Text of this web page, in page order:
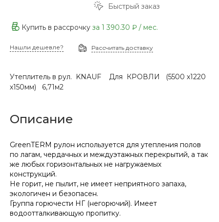
Быстрый заказ
Купить в рассрочку за 1 390.30 ₽ / мес.
Нашли дешевле? Рассчитать доставку
Утеплитель в рул. KNAUF Для КРОВЛИ (5500 х1220
х150мм) 6,71м2
Описание
GreenTERM рулон используется для утепления полов
по лагам, чердачных и междуэтажных перекрытий, а так
же любых горизонтальных не нагружаемых
конструкций.
Не горит, не пылит, не имеет неприятного запаха,
экологичен и безопасен.
Группа горючести НГ (негорючий). Имеет
водоотталкивающую пропитку.